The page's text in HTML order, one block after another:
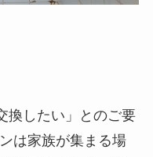
換したい」とのご要
は家族が集まる場